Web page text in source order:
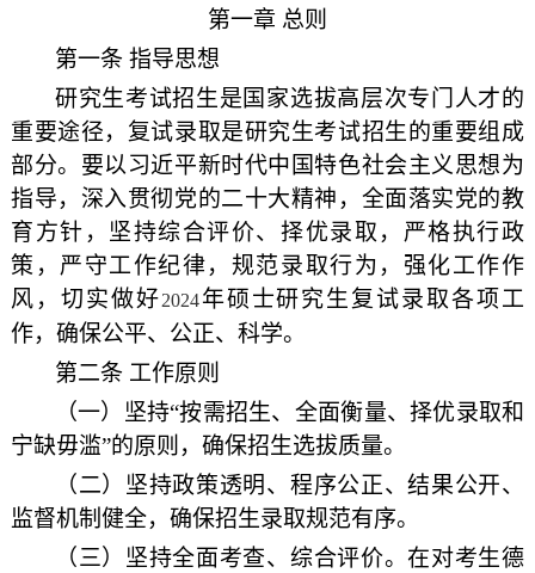
第一章 总则
第一条 指导思想
研究生考试招生是国家选拔高层次专门人才的
重要途径，复试录取是研究生考试招生的重要组成
部分。要以习近平新时代中国特色社会主义思想为
指导，深入贯彻党的二十大精神，全面落实党的教
育方针，坚持综合评价、择优录取，严格执行政
策，严守工作纪律，规范录取行为，强化工作作
风，切实做好2024年硕士研究生复试录取各项工
作，确保公平、公正、科学。
第二条 工作原则
（一）坚持“按需招生、全面衡量、择优录取和
宁缺毋滥”的原则，确保招生选拔质量。
（二）坚持政策透明、程序公正、结果公开、
监督机制健全，确保招生录取规范有序。
（三）坚持全面考查、综合评价。在对考生德